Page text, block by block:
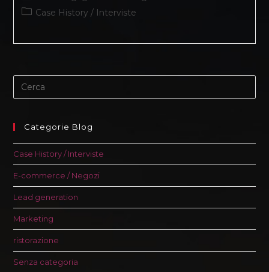
dell'articolo:
pubblicato:
Categoria
Case History / Interviste
Categorie Blog
Case History / Interviste
E-commerce / Negozi
Lead generation
Marketing
ristorazione
Senza categoria